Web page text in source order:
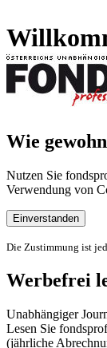
Wie
Nutzen Sie
Verwendung von
Einverstanden
Die Zustimmung ist
Werbefrei
Unabhängiger
Lesen Sie
(jährliche